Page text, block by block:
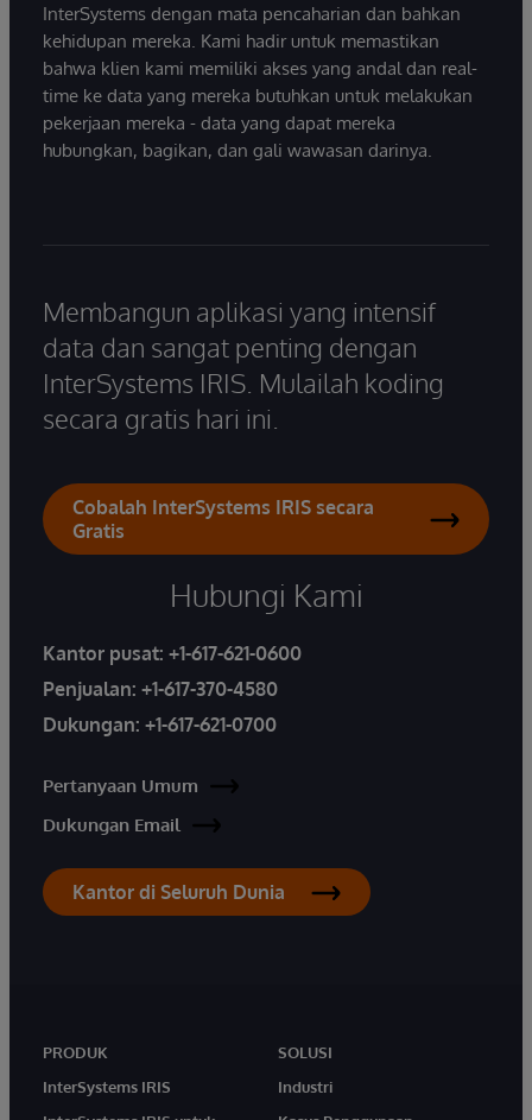
InterSystems dengan mata pencaharian dan bahkan
kehidupan mereka. Kami hadir untuk memastikan
bahwa klien kami memiliki akses yang andal dan real-
time ke data yang mereka butuhkan untuk melakukan
pekerjaan mereka - data yang dapat mereka
hubungkan, bagikan, dan gali wawasan darinya.
Membangun aplikasi yang intensif
data dan sangat penting dengan
InterSystems IRIS. Mulailah koding
secara gratis hari ini.
Cobalah InterSystems IRIS secara
Gratis
Hubungi Kami
Kantor pusat: +1-617-621-0600
Penjualan: +1-617-370-4580
Dukungan: +1-617-621-0700
Pertanyaan Umum
Dukungan Email
Kantor di Seluruh Dunia
PRODUK
InterSystems IRIS
SOLUSI
Industri